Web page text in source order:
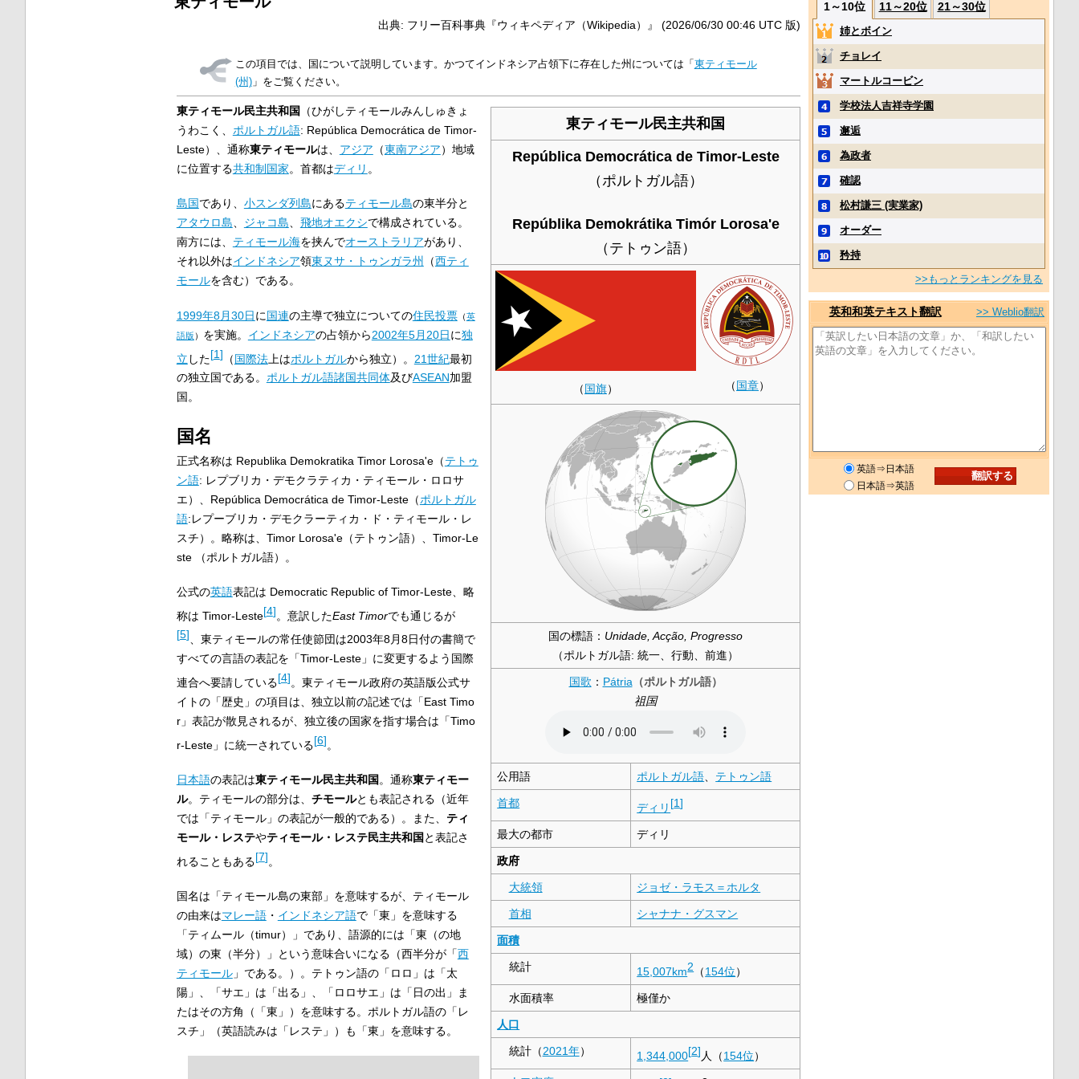
出典: フリー百科事典『ウィキペディア（Wikipedia）』 (2026/06/30 00:46 UTC 版)
この項目では、国について説明しています。かつてインドネシア占領下に存在した州については「 東ティモール
(州)」をご覧ください。
東ティモール民主共和国
República Democrática de Timor-Leste
（ポルトガル語）
Repúblika Demokrátika Timór Lorosa'e
（テトゥン語）
（国旗） （国章）
国の標語： Unidade, Acção, Progresso
（ポルトガル語: 統一、行動、前進）
国歌 ： Pátria（ポルトガル語）
祖国
公用語 ポルトガル語、 テトゥン語
首都 ディリ [1]
最大の都市 ディリ
政府
大統領 ジョゼ・ラモス＝ホルタ
首相 シャナナ・グスマン
面積
統計 15,007km2（154位）
水面積率 極僅か
人口
統計（2021年） 1,344,000[2]人（154位）
東ティモール民主共和国
（ひがしティモールみんしゅきょ
うわこく、 ポルトガル語: República Democrática de Timor-
Leste）、通称東ティモールは、 アジア （東南アジア）地域
に位置する共和制 国家。首都はディリ 。
島国であり、 小スンダ列島にあるティモール島の東半分と
アタウロ島、 ジャコ島、 飛地オエクシで構成されている。
南方には、 ティモール海を挟んでオーストラリアがあり、
それ以外はインドネシア領東ヌサ・トゥンガラ州 （西ティ
モールを含む）である。
1999年8月30日に国連の主導で独立についての住民投票（英
語版） を実施。 インドネシアの占領から2002年5月20日に独
立 した[1] （国際法上はポルトガルから独立）。 21世紀最初
の独立国である。 ポルトガル語諸国共同体及びASEAN加盟
国。
国名
正式名称は Republika Demokratika Timor Lorosa'e（テトゥ
ン語: レプブリカ・デモクラティカ・ティモール・ロロサ
エ）、 República Democrática de Timor-Leste（ポルトガル
語:レプーブリカ・デモクラーティカ・ド・ティモール・レ
スチ）。略称は、 Timor Lorosa'e（テトゥン語）、 Timor-Le
ste（ポルトガル語）。
公式の英語表記は Democratic Republic of Timor-Leste、略
称は Timor-Leste[4]。意訳したEast Timorでも通じるが
[5]、東ティモールの常任使節団は2003年8月8日付の書簡で
すべての言語の表記を「Timor-Leste」に変更するよう国際
連合へ要請している[4]。東ティモール政府の英語版公式サ
イトの「歴史」の項目は、独立以前の記述では「East Timo
r」表記が散見されるが、独立後の国家を指す場合は「Timo
r-Leste」に統一されている[6]。
日本語の表記は東ティモール民主共和国 。通称東ティモー
ル。ティモールの部分は、 チモールとも表記される（近年
では「ティモール」の表記が一般的である）。また、 ティ
モール・レステやティモール・レステ民主共和国 と表記さ
れることもある[7]。
国名は「ティモール島の東部」を意味するが、ティモール
の由来はマレー語・ インドネシア語で「東」を意味する
「ティムール（timur）」であり、語源的には「東（の地
域）の東（半分）」という意味合いになる（西半分が「西
ティモール」である。）。テトゥン語の「ロロ」は「太
陽」、「サエ」は「出る」、「ロロサエ」は「日の出」ま
たはその方角（「東」）を意味する。ポルトガル語の「レ
スチ」（英語読みは「レステ」）も「東」を意味する。
1～10位
11～20位 21～30位
姉とボイン
チョレイ
マートルコービン
学校法人吉祥寺学園
邂逅
為政者
確認
松村謙三 (実業家)
オーダー
矜持
>>もっとランキングを見る
英和和英テキスト翻訳 >> Weblio翻訳
英語⇒日本語
日本語⇒英語